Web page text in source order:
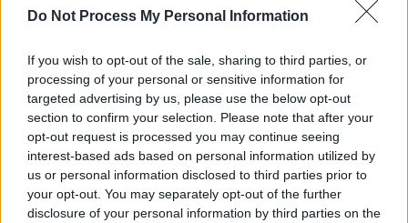
Do Not Process My Personal Information
If you wish to opt-out of the sale, sharing to third parties, or
processing of your personal or sensitive information for
targeted advertising by us, please use the below opt-out
section to confirm your selection. Please note that after your
opt-out request is processed you may continue seeing
interest-based ads based on personal information utilized by
us or personal information disclosed to third parties prior to
your opt-out. You may separately opt-out of the further
disclosure of your personal information by third parties on the
Ένα νέο σοβαρό περιστατικό
ενδοοικογενειακής βίαςσημειώθηκε στον
Βόλο, με πρωταγωνιστή έναν 48χρονο
γνωστό επαγγελματίατης πόλης, ο οποίος
φέρεται να απείλησε να χτυπήσει την εν
διαστάσει σύζυγό του.